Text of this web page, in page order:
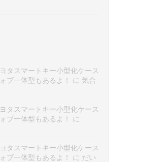
タスマートキー小型化ケース
ブ一体型もあるよ！ に 気合
タスマートキー小型化ケース
ブ一体型もあるよ！ に
タスマートキー小型化ケース
ブ一体型もあるよ！ に だい